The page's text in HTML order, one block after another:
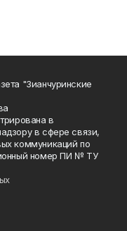
"Зианчуринские
в
в сфере связи,
коммуникаций по
номер ПИ № ТУ